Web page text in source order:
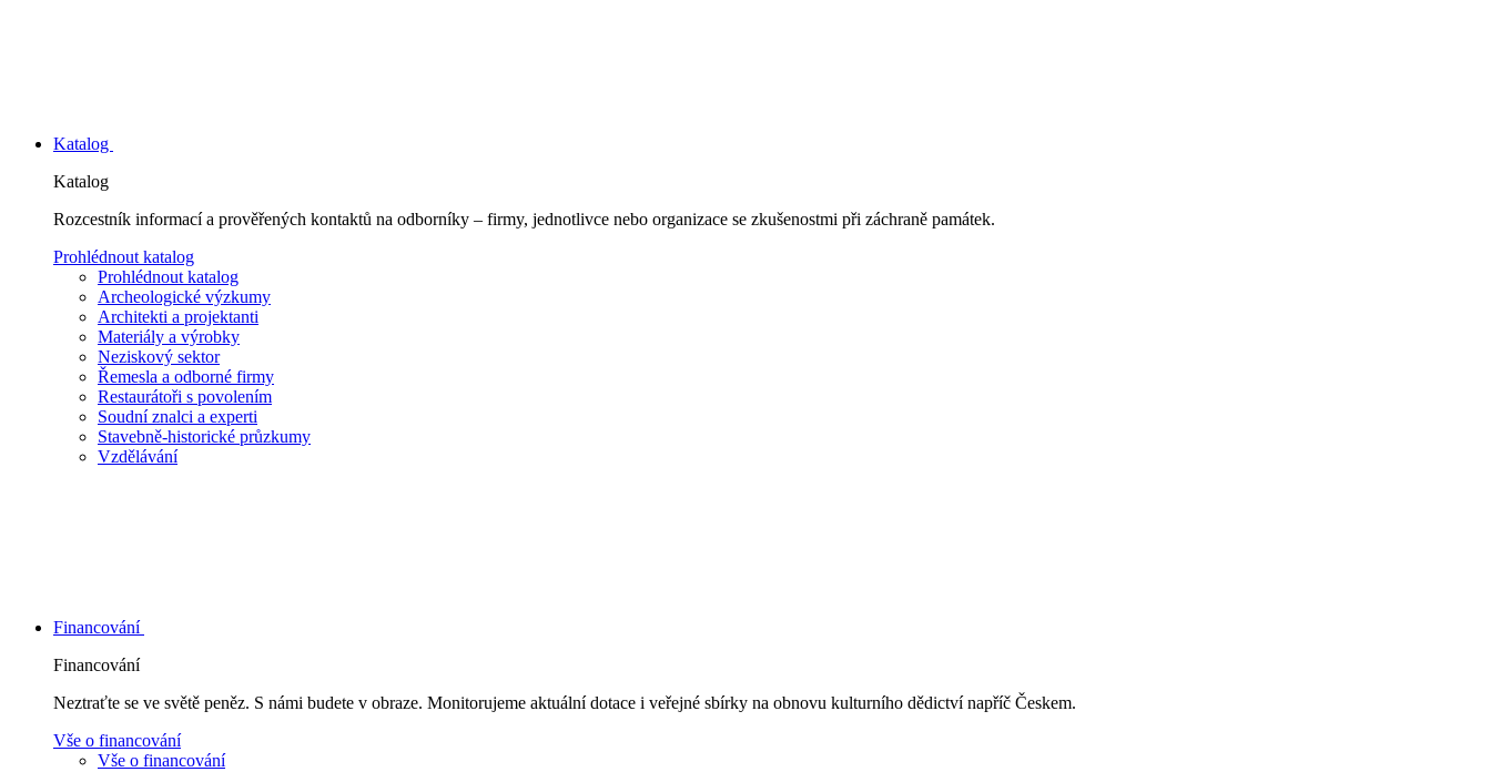
Katalog
Katalog
Rozcestník informací a prověřených kontaktů na odborníky – firmy, jednotlivce nebo organizace se zkušenostmi při záchraně památek.
Prohlédnout katalog
Prohlédnout katalog
Archeologické výzkumy
Architekti a projektanti
Materiály a výrobky
Neziskový sektor
Řemesla a odborné firmy
Restaurátoři s povolením
Soudní znalci a experti
Stavebně-historické průzkumy
Vzdělávání
Financování
Financování
Neztraťte se ve světě peněz. S námi budete v obraze. Monitorujeme aktuální dotace i veřejné sbírky na obnovu kulturního dědictví napříč Českem.
Vše o financování
Vše o financování